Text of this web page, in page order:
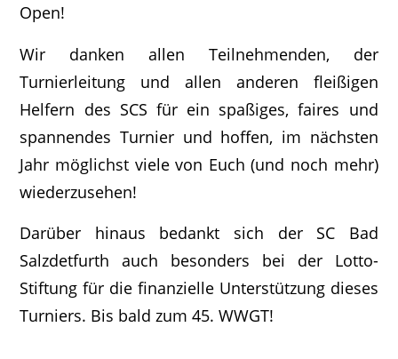
Open!
Wir danken allen Teilnehmenden, der
Turnierleitung und allen anderen fleißigen
Helfern des SCS für ein spaßiges, faires und
spannendes Turnier und hoffen, im nächsten
Jahr möglichst viele von Euch (und noch mehr)
wiederzusehen!
Darüber hinaus bedankt sich der SC Bad
Salzdetfurth auch besonders bei der Lotto-
Stiftung für die finanzielle Unterstützung dieses
Turniers. Bis bald zum 45. WWGT!